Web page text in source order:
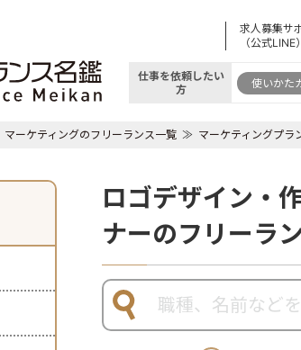
求人募集サ
（公式LINE）
仕事を依頼したい
方
使いかた
マーケティングのフリーランス一覧 マーケティングプラ
ロゴデザイン・
ナーのフリーラ